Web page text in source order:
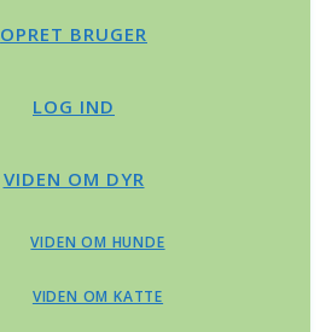
OPRET BRUGER
LOG IND
VIDEN OM DYR
VIDEN OM HUNDE
VIDEN OM KATTE